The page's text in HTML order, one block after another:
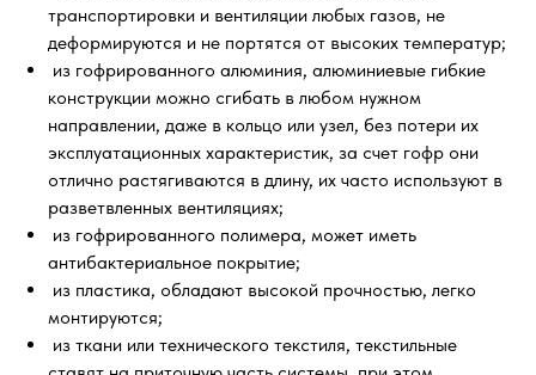
транспортировки и вентиляции любых газов, не
деформируются и не портятся от высоких температур;
из гофрированного алюминия, алюминиевые гибкие
конструкции можно сгибать в любом нужном
направлении, даже в кольцо или узел, без потери их
эксплуатационных характеристик, за счет гофр они
отлично растягиваются в длину, их часто используют в
разветвленных вентиляциях;
из гофрированного полимера, может иметь
антибактериальное покрытие;
из пластика, обладают высокой прочностью, легко
монтируются;
из ткани или технического текстиля, текстильные